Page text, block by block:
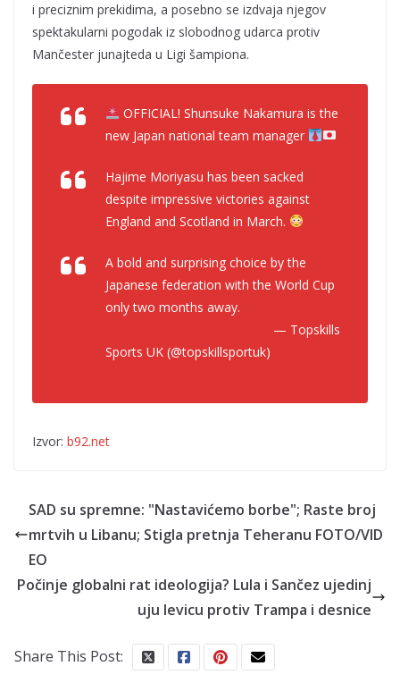
i preciznim prekidima, a posebno se izdvaja njegov
spektakularni pogodak iz slobodnog udarca protiv
Mančester junajteda u Ligi šampiona.
OFFICIAL! Shunsuke Nakamura is the
new Japan national team manager
Hajime Moriyasu has been sacked
despite impressive victories against
England and Scotland in March.
A bold and surprising choice by the
Japanese federation with the World Cup
only two months away.
— Topskills
Sports UK (@topskillsportuk)
Izvor: b92.net
SAD su spremne: "Nastavićemo borbe"; Raste broj
mrtvih u Libanu; Stigla pretnja Teheranu FOTO/VID
EO
Počinje globalni rat ideologija? Lula i Sančez ujedinj
uju levicu protiv Trampa i desnice
Share This Post: